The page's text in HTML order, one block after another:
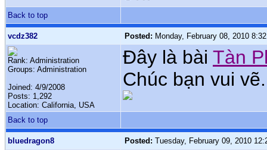
Back to top
vcdz382 Posted: Monday, February 08, 2010
Rank: Administration
Groups: Administration
Joined: 4/9/2008
Posts: 1,292
Location: California, USA
Đây là bài Tàn
Chúc bạn vui vẽ.
Back to top
bluedragon8 Posted: Tuesday, February 09, 2010